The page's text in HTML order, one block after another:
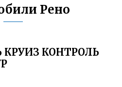
Рено
КОНТРОЛЬ